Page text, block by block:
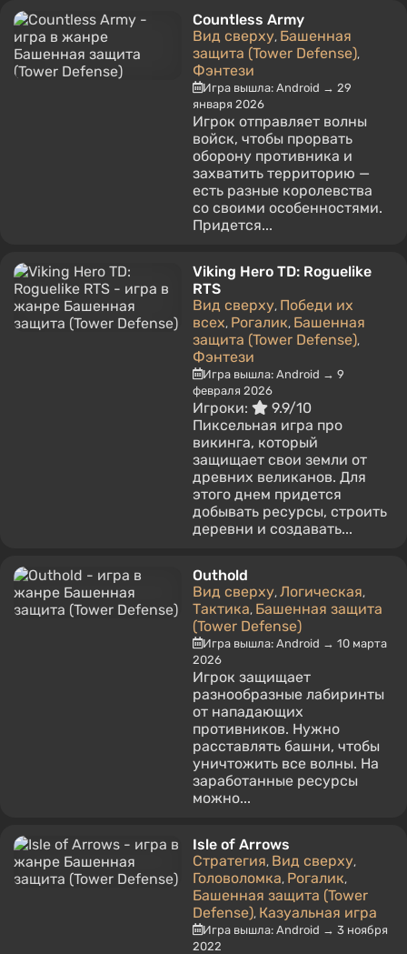
Countless Army
Вид сверху, Башенная
защита (Tower Defense),
Фэнтези
Игра вышла: Android → 29
января 2026
Игрок отправляет волны
войск, чтобы прорвать
оборону противника и
захватить территорию —
есть разные королевства
со своими особенностями.
Придется...
Viking Hero TD: Roguelike
RTS
Вид сверху, Победи их
всех, Рогалик, Башенная
защита (Tower Defense),
Фэнтези
Игра вышла: Android → 9
февраля 2026
Игроки:
9.9/10
Пиксельная игра про
викинга, который
защищает свои земли от
древних великанов. Для
этого днем придется
добывать ресурсы, строить
деревни и создавать...
Outhold
Вид сверху, Логическая,
Тактика, Башенная защита
(Tower Defense)
Игра вышла: Android → 10 марта
2026
Игрок защищает
разнообразные лабиринты
от нападающих
противников. Нужно
расставлять башни, чтобы
уничтожить все волны. На
заработанные ресурсы
можно...
Isle of Arrows
Стратегия, Вид сверху,
Головоломка, Рогалик,
Башенная защита (Tower
Defense), Казуальная игра
Игра вышла: Android → 3 ноября
2022